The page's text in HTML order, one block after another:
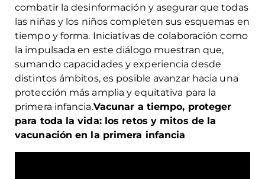
combatir la desinformación y asegurar que todas
las niñas y los niños completen sus esquemas en
tiempo y forma. Iniciativas de colaboración como
la impulsada en este diálogo muestran que,
sumando capacidades y experiencia desde
distintos ámbitos, es posible avanzar hacia una
protección más amplia y equitativa para la
primera infancia.Vacunar a tiempo, proteger
para toda la vida: los retos y mitos de la
vacunación en la primera infancia